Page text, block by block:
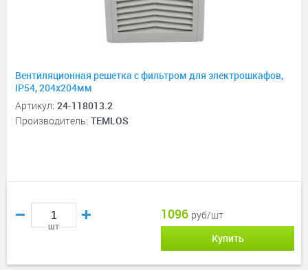
Вентиляционная решетка с фильтром для электрошкафов,
IP54, 204х204мм
Артикул: 24-118013.2
Производитель: TEMLOS
шт
1096 руб/шт
Купить